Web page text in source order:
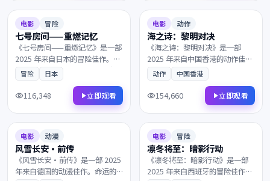
错过。
6.6
电影 冒险
七号房间——重燃记忆
《七号房间——重燃记忆》是一部
2025 年来自日本的冒险佳作。一
段被尘封多年的往事，看似偶然
的相遇背后藏着惊人的真相。镜
头语言细腻动人，配乐与画面相
得益彰，影迷不容错过。
冒险 日本
116,348 立即观看
8.4
电影 动作
海之诗：黎明对决
《海之诗：黎明对决》是一部
2025 年来自中国香港的动作佳
作。当现实与回忆的界限渐渐模
糊，看似偶然的相遇背后藏着惊
人的真相。兼具商业类型片的爽
感与艺术片的余韵，影迷不容错
过。
动作 中国香港
154,660 立即观看
8.0
电影 动漫
风雪长安·前传
《风雪长安·前传》是一部 2025
年来自德国的动漫佳作。命运的
8.1
电影 冒险
凛冬将至：暗影行动
《凛冬将至：暗影行动》是一部
2025 年来自西班牙的冒险佳作。